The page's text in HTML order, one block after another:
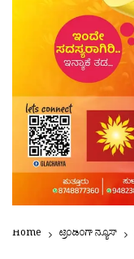
Home ಟ್ರೆಂಡಿಂಗ್ ನ್ಯೂಸ್